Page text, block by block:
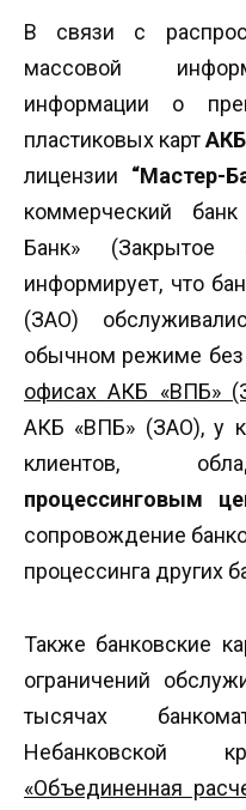
В связи с
массовой
информации о
пластиковых карт
лицензии “Мастер-
коммерческий
Банк» (Закрытое
информирует, что
(ЗАО)
обычном режиме без
офисах АКБ «ВПБ»
АКБ «ВПБ» (ЗАО), у
клиентов,
процессинговым
сопровождение
процессинга других
Также банковские
ограничений
тысячах
Небанковской
«Объединенная